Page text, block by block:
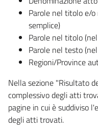
Parole nel titolo e/
semplice)
Parole nel titolo
Parole nel testo
Regioni/Province
Nella sezione "Risultato
complessivo degli atti
pagine in cui è suddiviso
degli atti trovati.